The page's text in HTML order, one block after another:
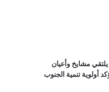
يلتقي مشايخ وأعيان
أولوية تنمية الجنوب